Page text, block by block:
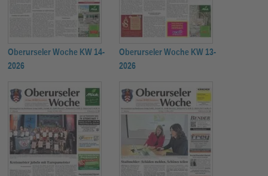
Oberurseler Woche KW 14-
2026
Oberurseler Woche KW 13-
2026